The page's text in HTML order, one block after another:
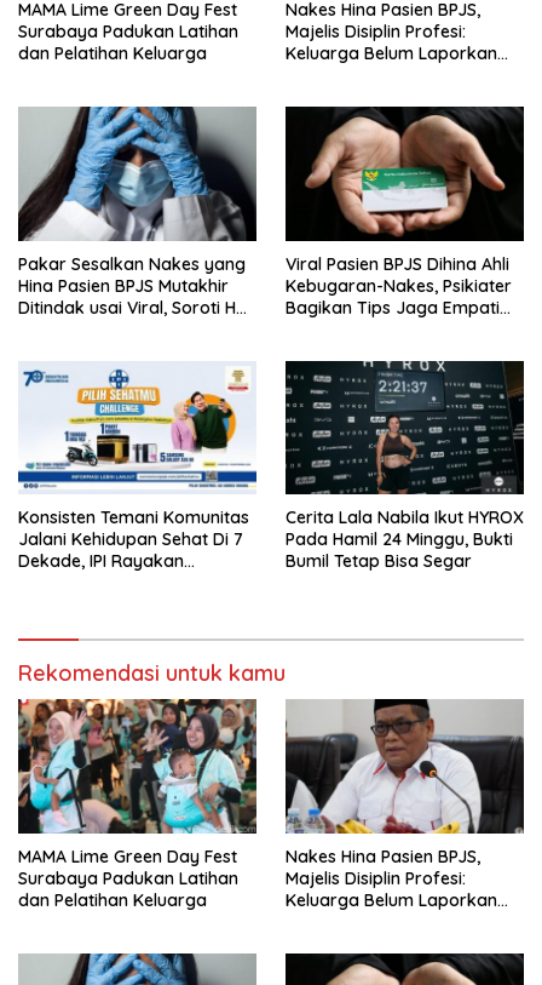
MAMA Lime Green Day Fest
Surabaya Padukan Latihan
dan Pelatihan Keluarga
Nakes Hina Pasien BPJS,
Majelis Disiplin Profesi:
Keluarga Belum Laporkan
Pakar Sesalkan Nakes yang
Hina Pasien BPJS Mutakhir
Ditindak usai Viral, Soroti Hal
Viral Pasien BPJS Dihina Ahli
Kebugaran-Nakes, Psikiater
Bagikan Tips Jaga Empati
Konsisten Temani Komunitas
Jalani Kehidupan Sehat Di 7
Dekade, IPI Rayakan
Cerita Lala Nabila Ikut HYROX
Pada Hamil 24 Minggu, Bukti
Bumil Tetap Bisa Segar
Rekomendasi untuk kamu
MAMA Lime Green Day Fest
Surabaya Padukan Latihan
dan Pelatihan Keluarga
Nakes Hina Pasien BPJS,
Majelis Disiplin Profesi:
Keluarga Belum Laporkan